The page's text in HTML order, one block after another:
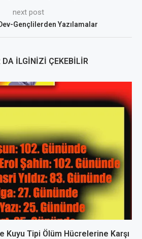
next post
Gençlilerden Yazılamalar
DA İLGINIZI ÇEKEBILIR
Kuyu Tipi Ölüm Hücrelerine Karşı